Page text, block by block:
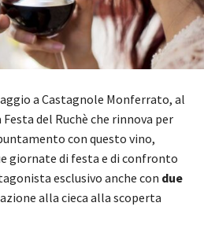
a Castagnole Monferrato, al
del Ruchè che rinnova per
con questo vino,
giornate di festa e di confronto
esclusivo anche con due
alla cieca alla scoperta